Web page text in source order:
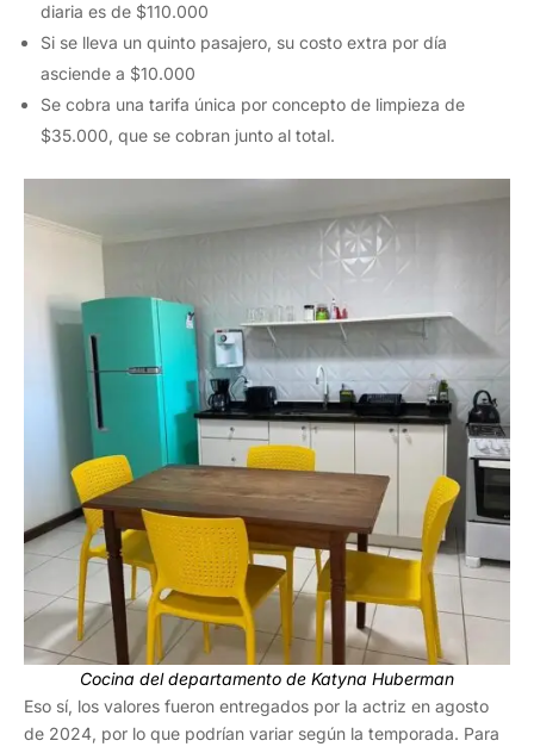
diaria es de $110.000
Si se lleva un quinto pasajero, su costo extra por día
asciende a $10.000
Se cobra una tarifa única por concepto de limpieza de
$35.000, que se cobran junto al total.
Cocina del departamento de Katyna Huberman
Eso sí, los valores fueron entregados por la actriz en agosto
de 2024, por lo que podrían variar según la temporada. Para